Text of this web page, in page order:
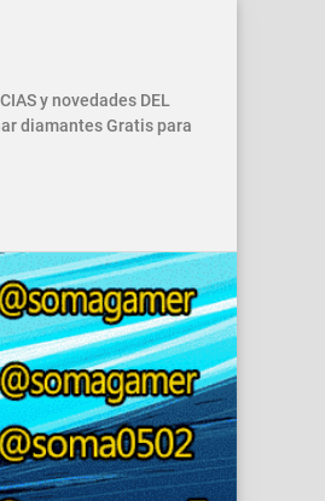
y novedades DEL
diamantes Gratis para